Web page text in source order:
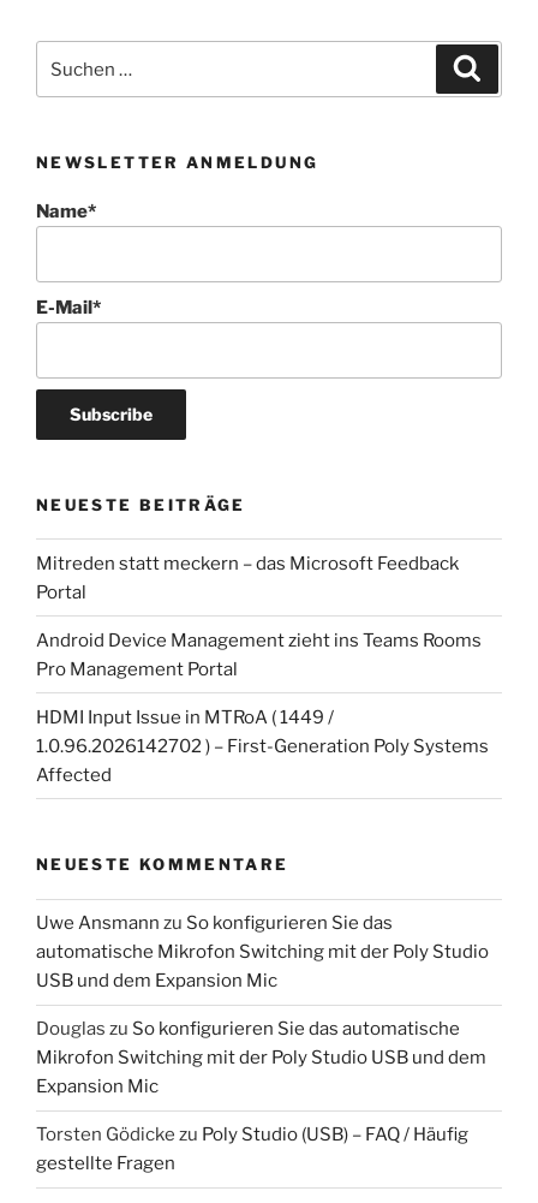
nach:
NEWSLETTER ANMELDUNG
Name*
E-Mail*
NEUESTE BEITRÄGE
Mitreden statt meckern – das Microsoft Feedback
Portal
Android Device Management zieht ins Teams Rooms
Pro Management Portal
HDMI Input Issue in MTRoA ( 1449 /
1.0.96.2026142702 ) – First-Generation Poly Systems
Affected
NEUESTE KOMMENTARE
Uwe Ansmann zu So konfigurieren Sie das
automatische Mikrofon Switching mit der Poly Studio
USB und dem Expansion Mic
Douglas zu So konfigurieren Sie das automatische
Mikrofon Switching mit der Poly Studio USB und dem
Expansion Mic
Torsten Gödicke zu Poly Studio (USB) – FAQ / Häufig
gestellte Fragen